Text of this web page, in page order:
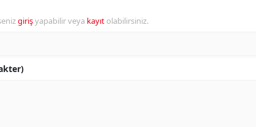
girişyapabilir veya kayıt olabilirsiniz.